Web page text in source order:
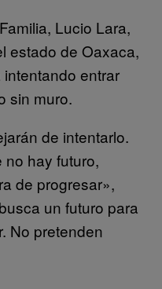
Lucio Lara,
estado de Oaxaca,
entrar
sin muro.
de intentarlo.
hay futuro,
de progresar»,
un futuro para
No pretenden